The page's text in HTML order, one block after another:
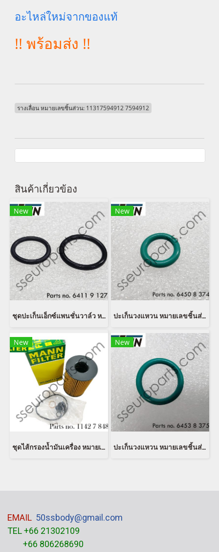
อะไหล่ใหม่จากของแท้
!! พร้อมส่ง !!
รางเลื่อน หมายเลขชิ้นส่วน: 11317594912 7594912
สินค้าเกี่ยวข้อง
New
ชุดปะเก็นเอ็กซ์แพนชั่นวาล์ว หมายเลขชิ้นส่วน: 64119127185 9127185 EUSTEIN
New
ปะเก็นวงแหวน หมายเลขชิ้นส่วน: 64508374959 8374959 64500141232 0141232 64500152466 0152466 EUSTEIN
New
ชุดไส้กรองน้ำมันเครื่อง หมายเลขชิ้นส่วน: 11427848321 7848321 11427583220 7583220 Mann Filter HU 8007 z KIT
New
ปะเก็นวงแหวน หมายเลขชิ้นส่วน: 64538375742 8375742 64530141213 0141213 54530152467 0152467 EUSTEIN
EMAIL 50ssbody@gmail.com
TEL +66 21302109
+66 806268690